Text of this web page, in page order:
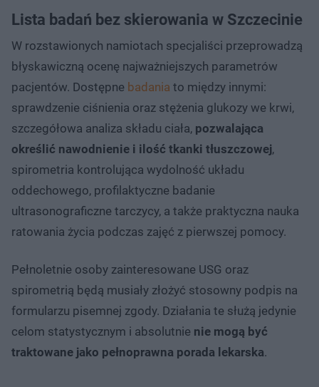
Lista badań bez skierowania w Szczecinie
W rozstawionych namiotach specjaliści przeprowadzą
błyskawiczną ocenę najważniejszych parametrów
pacjentów. Dostępne badania to między innymi:
sprawdzenie ciśnienia oraz stężenia glukozy we krwi,
szczegółowa analiza składu ciała, pozwalająca
określić nawodnienie i ilość tkanki tłuszczowej,
spirometria kontrolująca wydolność układu
oddechowego, profilaktyczne badanie
ultrasonograficzne tarczycy, a także praktyczna nauka
ratowania życia podczas zajęć z pierwszej pomocy.
Pełnoletnie osoby zainteresowane USG oraz
spirometrią będą musiały złożyć stosowny podpis na
formularzu pisemnej zgody. Działania te służą jedynie
celom statystycznym i absolutnie nie mogą być
traktowane jako pełnoprawna porada lekarska.